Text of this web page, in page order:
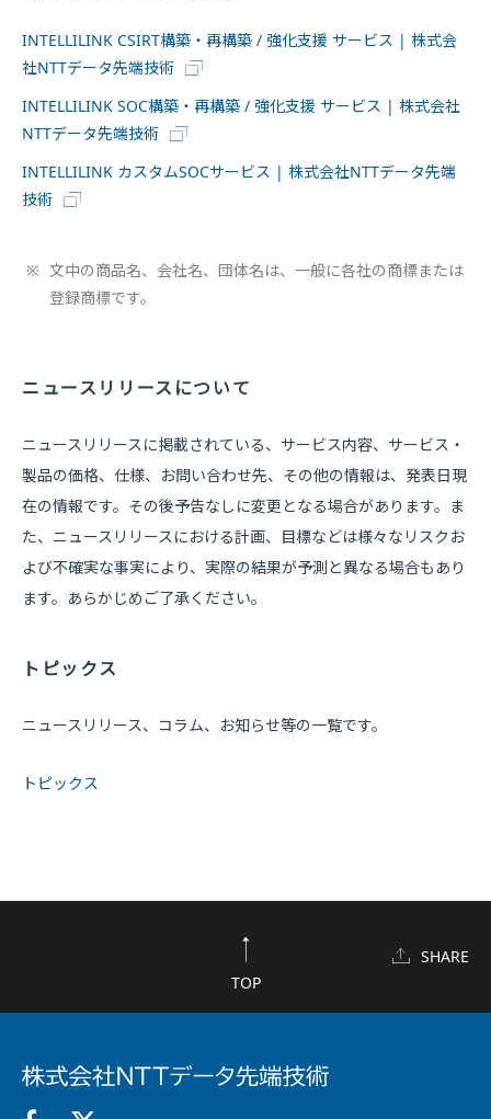
INTELLILINK CSIRT構築・再構築 / 強化支援 サービス | 株式会
社NTTデータ先端技術
INTELLILINK SOC構築・再構築 / 強化支援 サービス | 株式会社
NTTデータ先端技術
INTELLILINK カスタムSOCサービス | 株式会社NTTデータ先端
技術
※ 文中の商品名、会社名、団体名は、一般に各社の商標または
登録商標です。
ニュースリリースについて
ニュースリリースに掲載されている、サービス内容、サービス・
製品の価格、仕様、お問い合わせ先、その他の情報は、発表日現
在の情報です。その後予告なしに変更となる場合があります。ま
た、ニュースリリースにおける計画、目標などは様々なリスクお
よび不確実な事実により、実際の結果が予測と異なる場合もあり
ます。あらかじめご了承ください。
トピックス
ニュースリリース、コラム、お知らせ等の一覧です。
トピックス
TOP
SHARE